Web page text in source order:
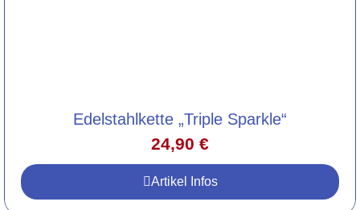
Edelstahlkette „Triple Sparkle“
24,90 €
Artikel Infos